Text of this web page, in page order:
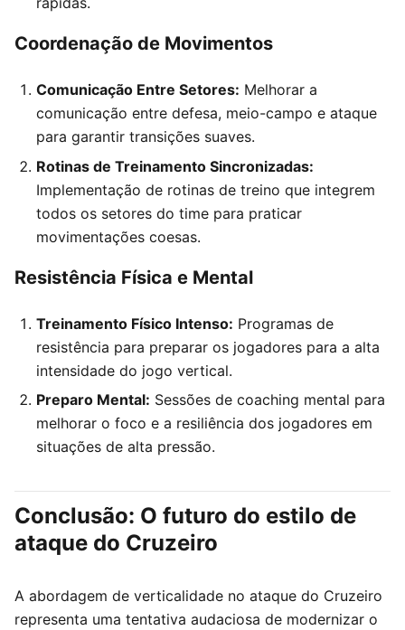
Coordenação de Movimentos
Comunicação Entre Setores: Melhorar a
comunicação entre defesa, meio-campo e ataque
para garantir transições suaves.
Rotinas de Treinamento Sincronizadas:
Implementação de rotinas de treino que integrem
todos os setores do time para praticar
movimentações coesas.
Resistência Física e Mental
Treinamento Físico Intenso: Programas de
resistência para preparar os jogadores para a alta
intensidade do jogo vertical.
Preparo Mental: Sessões de coaching mental para
melhorar o foco e a resiliência dos jogadores em
situações de alta pressão.
Conclusão: O futuro do estilo de
ataque do Cruzeiro
A abordagem de verticalidade no ataque do Cruzeiro
representa uma tentativa audaciosa de modernizar o